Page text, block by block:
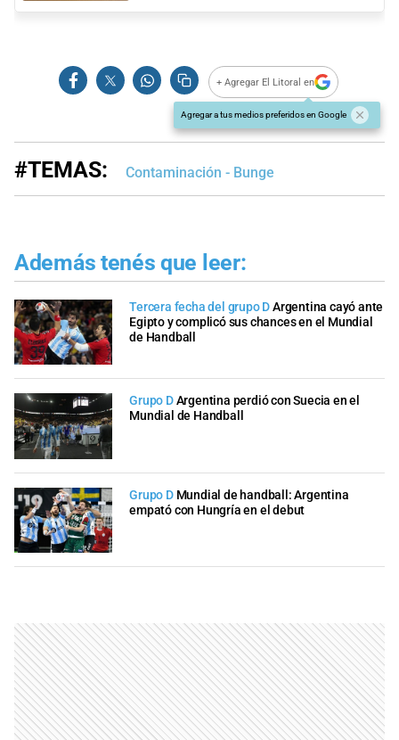
+ Agregar El Litoral en
Agregar a tus medios preferidos en Google
#TEMAS: Contaminación - Bunge
Además tenés que leer:
Tercera fecha del grupo DArgentina cayó ante
Egipto y complicó sus chances en el Mundial
de Handball
Grupo DArgentina perdió con Suecia en el
Mundial de Handball
Grupo D Mundial de handball: Argentina
empató con Hungría en el debut